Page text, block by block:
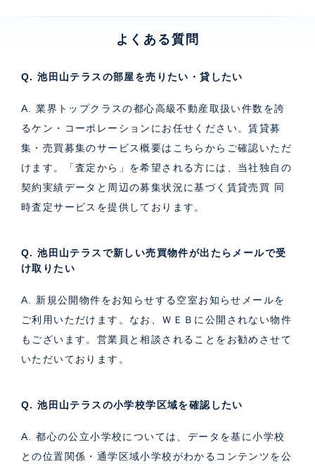
よくある質問
Q. 池田山テラスの部屋を売りたい・貸したい
A. 業界トップクラスの都心高級不動産取扱い件数を誇
るケン・コーポレーションにお任せください。賃貸募
集・売買募集のサービス概要はこちら からご確認いただ
けます。「査定から」を希望される方には、当社独自の
契約実績データと周辺の募集状況に基づく 賃貸売買 同
時査定サービス を提供しております。
Q. 池田山テラスで新しい売買物件が出たらメールで受
け取りたい
A. 新規公開物件をお知らせする空室お知らせメールを
ご利用いただけます。なお、ＷＥＢに公開されない物件
もございます。営業員と相談されることをお勧めさせて
いただいております。
Q. 池田山テラスの小学校学区域を確認したい
A. 都心の公立小学校については、データを基に小学校
との位置関係・通学区域小学校がわかるコンテンツを公